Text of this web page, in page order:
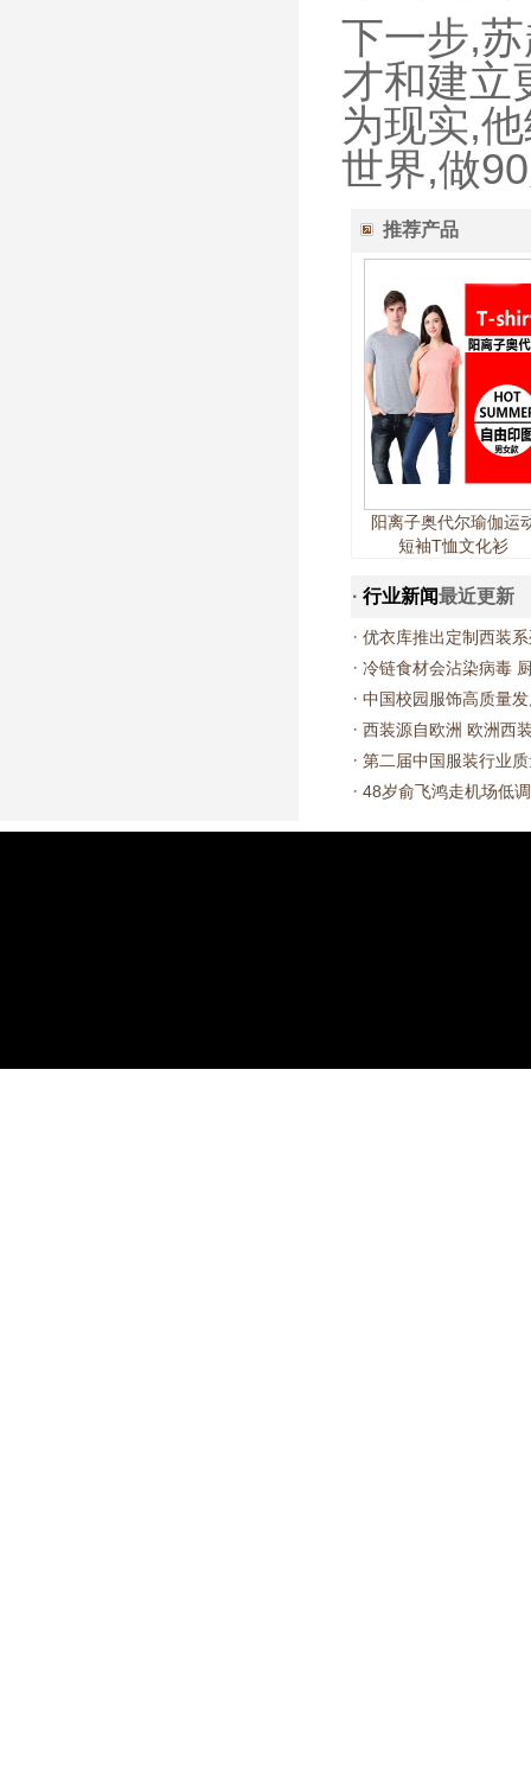
下一步,
才和建立
为现实,
世界,做
推荐产品
阳离子奥代尔瑜伽运
短袖T恤文化衫
· 行业新闻最近更新
· 优衣库推出定制西装
· 冷链食材会沾染病毒
· 中国校园服饰高质量
· 西装源自欧洲 欧洲西
· 第二届中国服装行业
· 48岁俞飞鸿走机场低